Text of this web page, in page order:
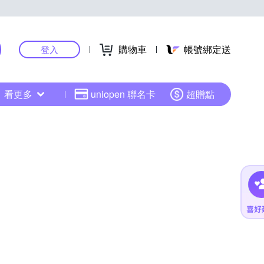
登入 購物車 帳號綁定送
看更多 uniopen 聯名卡 超贈點